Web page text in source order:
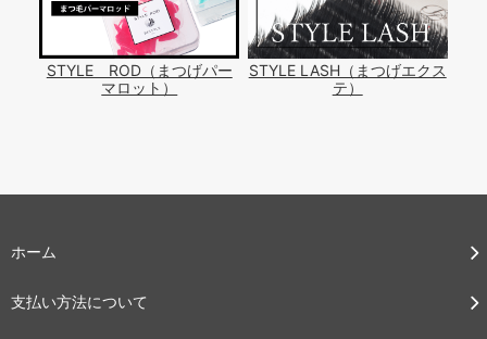
STYLE ROD（まつげパー
マロット）
STYLE LASH（まつげエクス
テ）
ホーム
支払い方法について